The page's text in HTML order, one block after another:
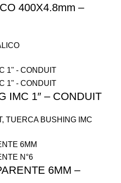
400X4.8mm –
IMC 1″ – CONDUIT
, TUERCA BUSHING IMC
6MM –